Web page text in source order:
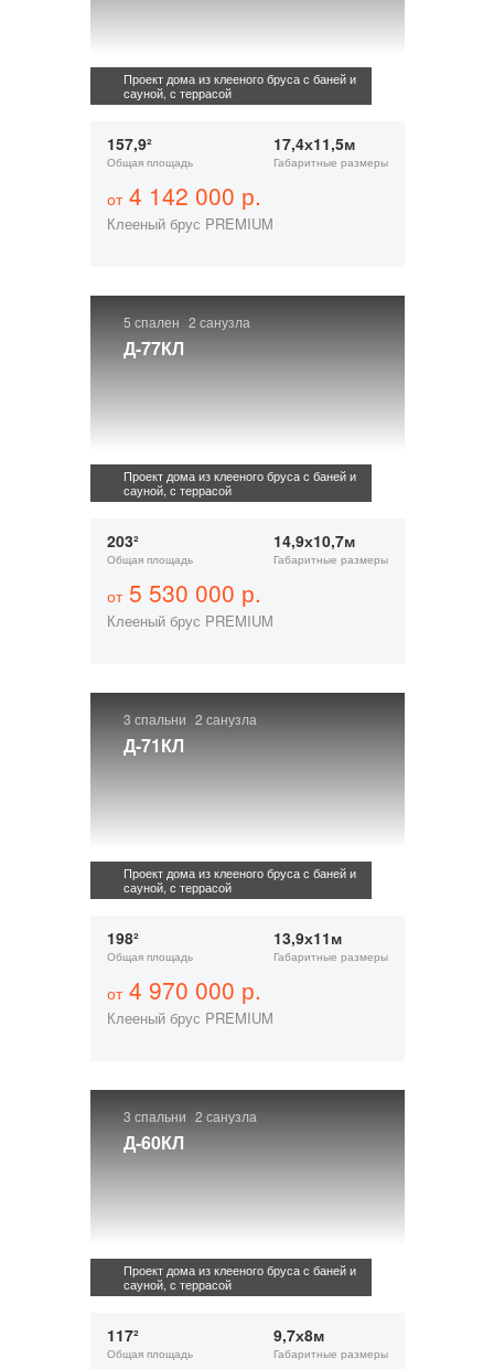
Проект дома из клееного бруса с баней и
сауной, с террасой
157,9²
Общая площадь
17,4х11,5м
Габаритные размеры
от4 142 000 р.
Клееный брус PREMIUM
5 спален 2 санузла
Д-77КЛ
Проект дома из клееного бруса с баней и
сауной, с террасой
203²
Общая площадь
14,9х10,7м
Габаритные размеры
от5 530 000 р.
Клееный брус PREMIUM
3 спальни 2 санузла
Д-71КЛ
Проект дома из клееного бруса с баней и
сауной, с террасой
198²
Общая площадь
13,9х11м
Габаритные размеры
от4 970 000 р.
Клееный брус PREMIUM
3 спальни 2 санузла
Д-60КЛ
Проект дома из клееного бруса с баней и
сауной, с террасой
117²
Общая площадь
9,7х8м
Габаритные размеры